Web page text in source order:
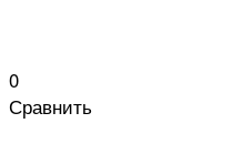
0
Сравнить